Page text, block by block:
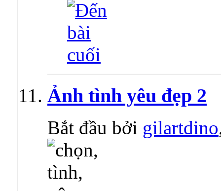
Ảnh tình yêu đẹp 2
Bắt đầu bởi gilartdino